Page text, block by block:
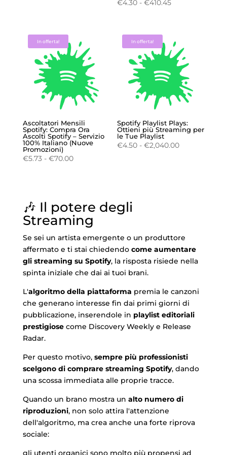
€1.80
a
€33.10
€4.30 - €410.45
€4.30
a
€410.45
In offerta!
Ascoltatori Mensili
Spotify: Compra Ora
Ascolti Spotify – Servizio
100% Italiano (Nuove
Promozioni)
€5.73 - €70.00Fascia
€5.73
a
€70.00
In offerta!
Spotify Playlist Plays:
Ottieni più Streaming per
le Tue Playlist
€4.50 - €2,040.00Fascia
🎶 Il potere degli
Streaming
Se sei un artista emergente o un produttore
affermato e ti stai chiedendo come aumentare
gli streaming su Spotify, la risposta risiede nella
spinta iniziale che dai ai tuoi brani.
L'algoritmo della piattaforma premia le canzoni
che generano interesse fin dai primi giorni di
pubblicazione, inserendole in playlist editoriali
prestigiosecome Discovery Weekly e Release
Radar.
Per questo motivo, sempre più professionisti
scelgono di comprare streaming Spotify, dando
una scossa immediata alle proprie tracce.
Quando un brano mostra un alto numero di
riproduzioni, non solo attira l'attenzione
dell'algoritmo, ma crea anche una forte riprova
sociale: